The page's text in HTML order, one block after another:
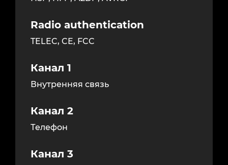
Radio authentication
TELEC, CE, FCC
Канал 1
Внутренняя связь
Канал 2
Телефон
Канал 3